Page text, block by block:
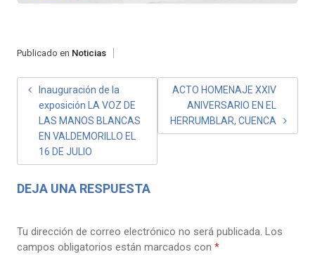
Publicado en Noticias
NAVEGACIÓN
ENTRADAS
Inauguración de la
exposición LA VOZ DE
LAS MANOS BLANCAS
EN VALDEMORILLO EL
16 DE JULIO
ACTO HOMENAJE XXIV
ANIVERSARIO EN EL
HERRUMBLAR, CUENCA
DEJA UNA RESPUESTA
Tu dirección de correo electrónico no será publicada. Los
campos obligatorios están marcados con *